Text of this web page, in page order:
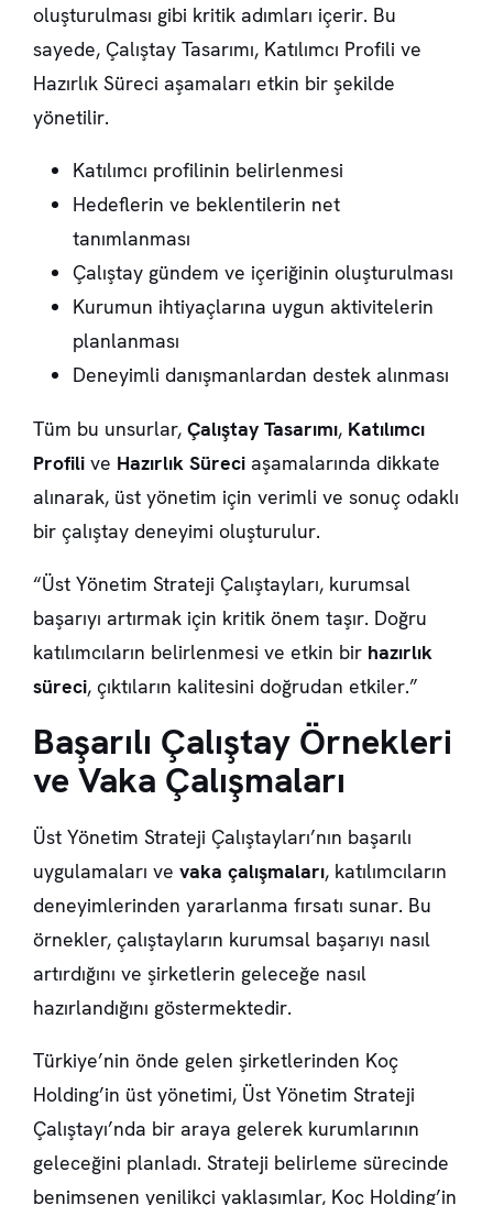
oluşturulması gibi kritik adımları içerir. Bu
sayede, Çalıştay Tasarımı, Katılımcı Profili ve
Hazırlık Süreci aşamaları etkin bir şekilde
yönetilir.
Katılımcı profilinin belirlenmesi
Hedeflerin ve beklentilerin net
tanımlanması
Çalıştay gündem ve içeriğinin oluşturulması
Kurumun ihtiyaçlarına uygun aktivitelerin
planlanması
Deneyimli danışmanlardan destek alınması
Tüm bu unsurlar, Çalıştay Tasarımı, Katılımcı
Profili ve Hazırlık Süreci aşamalarında dikkate
alınarak, üst yönetim için verimli ve sonuç odaklı
bir çalıştay deneyimi oluşturulur.
“Üst Yönetim Strateji Çalıştayları, kurumsal
başarıyı artırmak için kritik önem taşır. Doğru
katılımcıların belirlenmesi ve etkin bir hazırlık
süreci, çıktıların kalitesini doğrudan etkiler.”
Başarılı Çalıştay Örnekleri
ve Vaka Çalışmaları
Üst Yönetim Strateji Çalıştayları’nın başarılı
uygulamaları ve vaka çalışmaları, katılımcıların
deneyimlerinden yararlanma fırsatı sunar. Bu
örnekler, çalıştayların kurumsal başarıyı nasıl
artırdığını ve şirketlerin geleceğe nasıl
hazırlandığını göstermektedir.
Türkiye’nin önde gelen şirketlerinden Koç
Holding’in üst yönetimi, Üst Yönetim Strateji
Çalıştayı’nda bir araya gelerek kurumlarının
geleceğini planladı. Strateji belirleme sürecinde
benimsenen yenilikçi yaklaşımlar, Koç Holding’in